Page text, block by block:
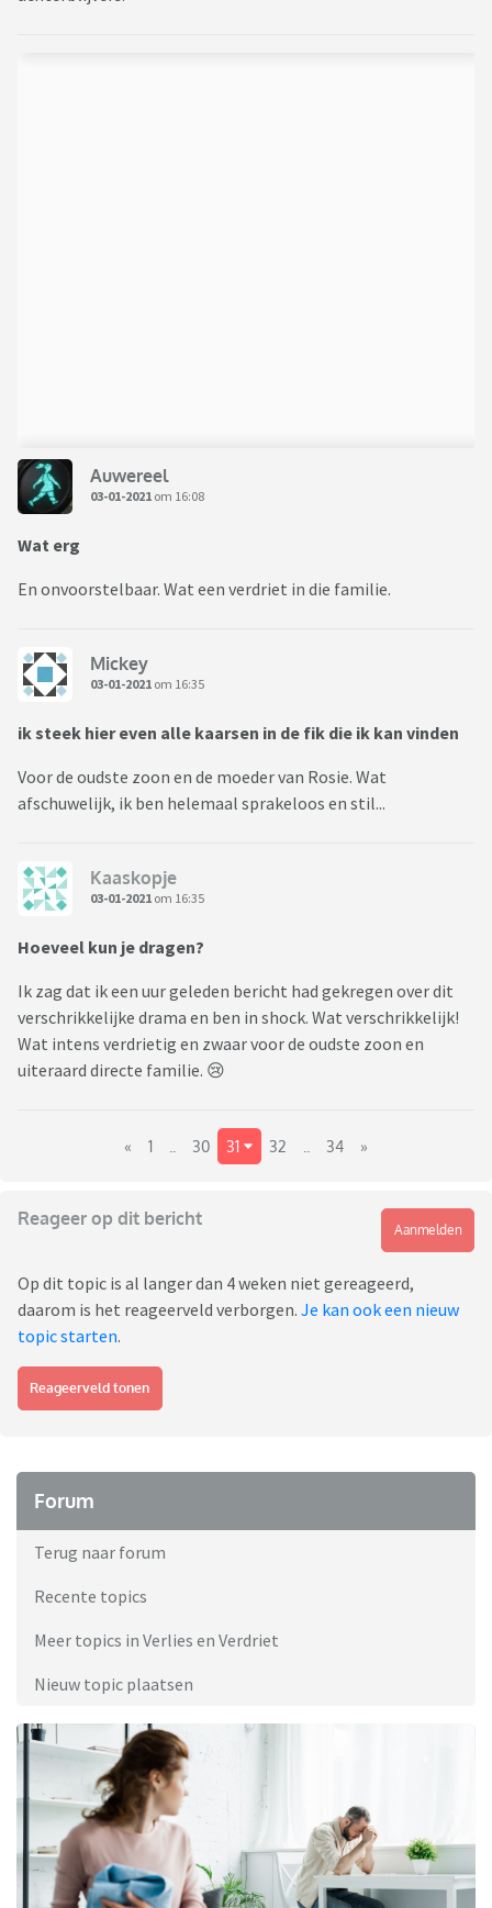
Auwereel
03-01-2021 om 16:08
Wat erg
En onvoorstelbaar. Wat een verdriet in die familie.
Mickey
03-01-2021 om 16:35
ik steek hier even alle kaarsen in de fik die ik kan vinden
Voor de oudste zoon en de moeder van Rosie. Wat
afschuwelijk, ik ben helemaal sprakeloos en stil...
Kaaskopje
03-01-2021 om 16:35
Hoeveel kun je dragen?
Ik zag dat ik een uur geleden bericht had gekregen over dit
verschrikkelijke drama en ben in shock. Wat verschrikkelijk!
Wat intens verdrietig en zwaar voor de oudste zoon en
uiteraard directe familie. 😢
« 1 30 31 32 34 »
Reageer op dit bericht
Aanmelden
Op dit topic is al langer dan 4 weken niet gereageerd,
daarom is het reageerveld verborgen. Je kan ook een nieuw
topic starten.
Reageerveld tonen
Forum
Terug naar forum
Recente topics
Meer topics in Verlies en Verdriet
Nieuw topic plaatsen